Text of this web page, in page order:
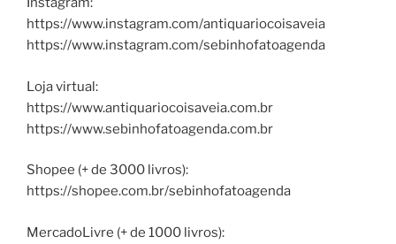
https://www.instagram.com/antiquariocoisaveia
https://www.instagram.com/sebinhofatoagenda
Loja virtual:
https://www.antiquariocoisaveia.com.br
https://www.sebinhofatoagenda.com.br
Shopee (+ de 3000 livros):
https://shopee.com.br/sebinhofatoagenda
MercadoLivre (+ de 1000 livros):